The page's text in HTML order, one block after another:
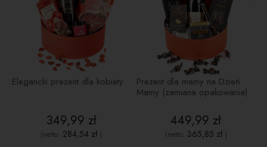
Elegancki prezent dla kobiety
349,99 zł
(netto: 284,54 zł )
Prezent dla mamy na Dzień
Mamy (zamiana opakowania)
449,99 zł
(netto: 365,85 zł)